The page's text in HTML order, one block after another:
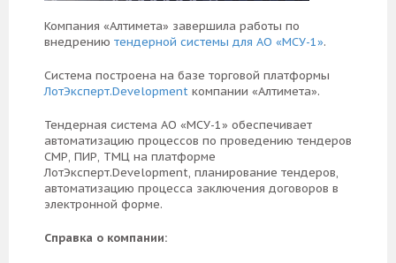
Компания «Алтимета» завершила работы по
внедрению тендерной системы для АО «МСУ-1».
Система построена на базе торговой платформы
ЛотЭксперт.Development компании «Алтимета».
Тендерная система АО «МСУ-1» обеспечивает
автоматизацию процессов по проведению тендеров
СМР, ПИР, ТМЦ на платформе
ЛотЭксперт.Development, планирование тендеров,
автоматизацию процесса заключения договоров в
электронной форме.
Справка о компании: